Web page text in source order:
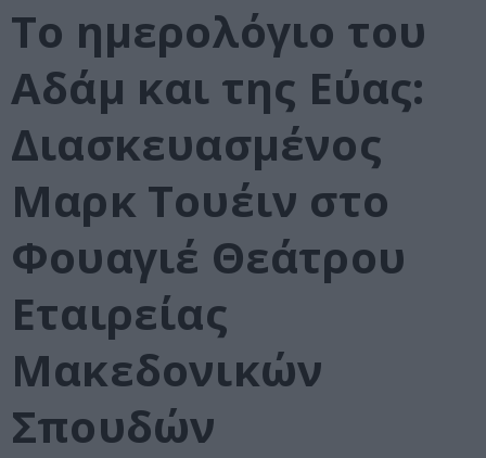
Το ημερολόγιο του
Αδάμ και της Εύας:
Διασκευασμένος
Μαρκ Τουέιν στο
Φουαγιέ Θεάτρου
Εταιρείας
Μακεδονικών
Σπουδών